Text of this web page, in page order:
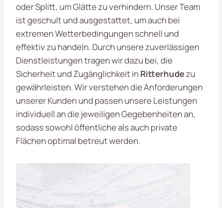
oder Splitt, um Glätte zu verhindern. Unser Team
ist geschult und ausgestattet, um auch bei
extremen Wetterbedingungen schnell und
effektiv zu handeln. Durch unsere zuverlässigen
Dienstleistungen tragen wir dazu bei, die
Sicherheit und Zugänglichkeit in Ritterhudezu
gewährleisten. Wir verstehen die Anforderungen
unserer Kunden und passen unsere Leistungen
individuell an die jeweiligen Gegebenheiten an,
sodass sowohl öffentliche als auch private
Flächen optimal betreut werden.